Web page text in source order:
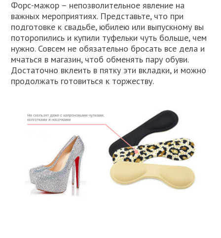
Форс-мажор – непозволительное явление на
важных мероприятиях. Представьте, что при
подготовке к свадьбе, юбилею или выпускному вы
поторопились и купили туфельки чуть больше, чем
нужно. Совсем не обязательно бросать все дела и
мчаться в магазин, чтоб обменять пару обуви.
Достаточно вклеить в пятку эти вкладки, и можно
продолжать готовиться к торжеству.